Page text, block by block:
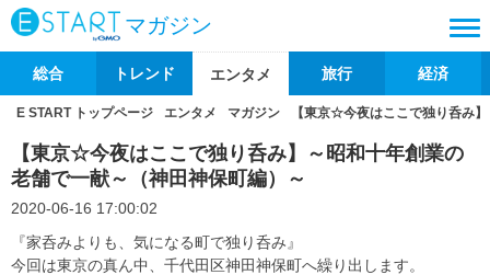
マガジン
総合 トレンド エンタメ 旅行 経済
E START トップページ エンタメ マガジン 【東京☆今夜はここで独り呑み
【東京☆今夜はここで独り呑み】～昭和十年創業の
老舗で一献～（神田神保町編）～
2020-06-16 17:00:02
『家呑みよりも、気になる町で独り呑み』
今回は東京の真ん中、千代田区神田神保町へ繰り出します。